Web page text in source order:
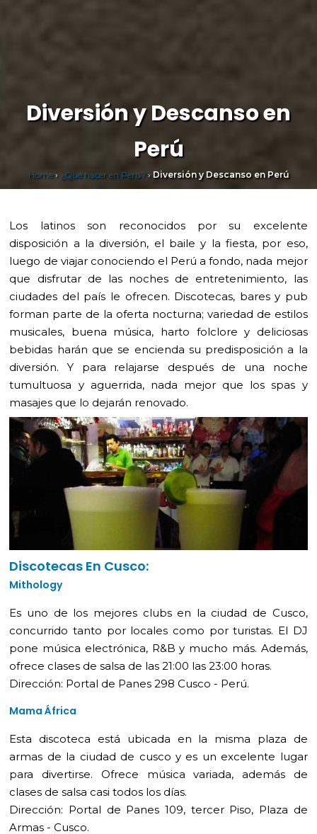
Diversión y Descanso en
Perú
Home› ¿Qué hacer en Perú?› Diversión y Descanso en Perú
Los latinos son reconocidos por su excelente
disposición a la diversión, el baile y la fiesta, por eso,
luego de viajar conociendo el Perú a fondo, nada mejor
que disfrutar de las noches de entretenimiento, las
ciudades del país le ofrecen. Discotecas, bares y pub
forman parte de la oferta nocturna; variedad de estilos
musicales, buena música, harto folclore y deliciosas
bebidas harán que se encienda su predisposición a la
diversión. Y para relajarse después de una noche
tumultuosa y aguerrida, nada mejor que los spas y
masajes que lo dejarán renovado.
Discotecas En Cusco:
Mithology
Es uno de los mejores clubs en la ciudad de Cusco,
concurrido tanto por locales como por turistas. El DJ
pone música electrónica, R&B y mucho más. Además,
ofrece clases de salsa de las 21:00 las 23:00 horas.
Dirección: Portal de Panes 298 Cusco - Perú.
Mama África
Esta discoteca está ubicada en la misma plaza de
armas de la ciudad de cusco y es un excelente lugar
para divertirse. Ofrece música variada, además de
clases de salsa casi todos los días.
Dirección: Portal de Panes 109, tercer Piso, Plaza de
Armas - Cusco.